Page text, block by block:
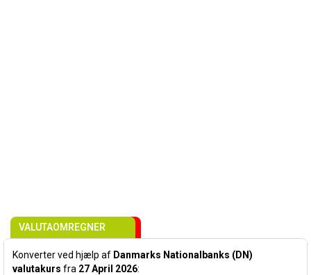
VALUTAOMREGNER
Konverter ved hjælp af Danmarks Nationalbanks (DN)
valutakurs fra 27 April 2026: